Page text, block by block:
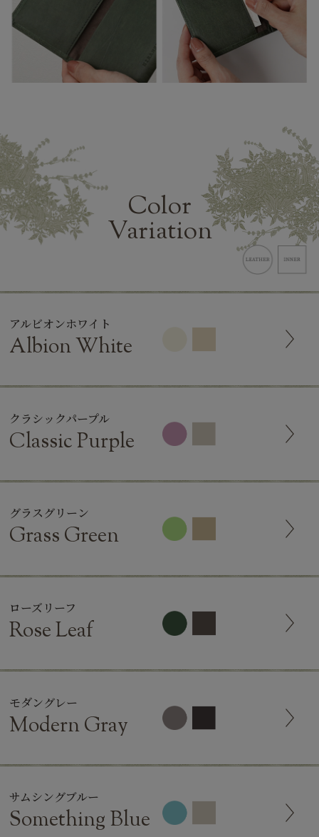
Color
Variation
アルビオンホワイト
Albion White
クラシックパープル
Classic Purple
グラスグリーン
Grass Green
ローズリーフ
Rose Leaf
モダングレー
Modern Gray
サムシングブルー
Something Blue